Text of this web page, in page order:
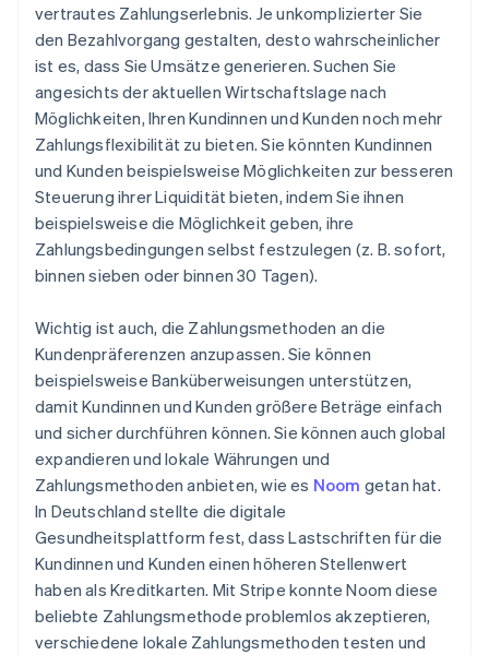
vertrautes Zahlungserlebnis. Je unkomplizierter Sie
den Bezahlvorgang gestalten, desto wahrscheinlicher
ist es, dass Sie Umsätze generieren. Suchen Sie
angesichts der aktuellen Wirtschaftslage nach
Möglichkeiten, Ihren Kundinnen und Kunden noch mehr
Zahlungsflexibilität zu bieten. Sie könnten Kundinnen
und Kunden beispielsweise Möglichkeiten zur besseren
Steuerung ihrer Liquidität bieten, indem Sie ihnen
beispielsweise die Möglichkeit geben, ihre
Zahlungsbedingungen selbst festzulegen (z. B. sofort,
binnen sieben oder binnen 30 Tagen).
Wichtig ist auch, die Zahlungsmethoden an die
Kundenpräferenzen anzupassen. Sie können
beispielsweise Banküberweisungen unterstützen,
damit Kundinnen und Kunden größere Beträge einfach
und sicher durchführen können. Sie können auch global
expandieren und lokale Währungen und
Zahlungsmethoden anbieten, wie es Noom getan hat.
In Deutschland stellte die digitale
Gesundheitsplattform fest, dass Lastschriften für die
Kundinnen und Kunden einen höheren Stellenwert
haben als Kreditkarten. Mit Stripe konnte Noom diese
beliebte Zahlungsmethode problemlos akzeptieren,
verschiedene lokale Zahlungsmethoden testen und